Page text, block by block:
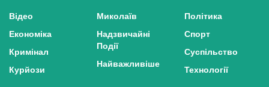
Відео
Економіка
Кримінал
Курйози
Миколаїв
Надзвичайні
Події
Найважливіше
Політика
Спорт
Суспільство
Технології